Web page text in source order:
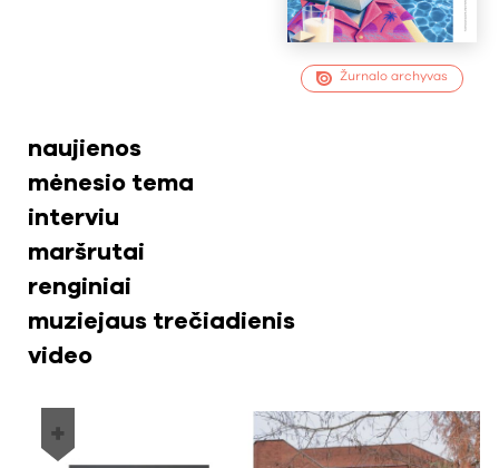
Žurnalo archyvas
naujienos
mėnesio tema
interviu
maršrutai
renginiai
muziejaus trečiadienis
video